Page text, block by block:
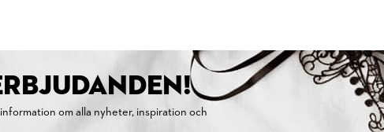
om alla nyheter, inspiration och